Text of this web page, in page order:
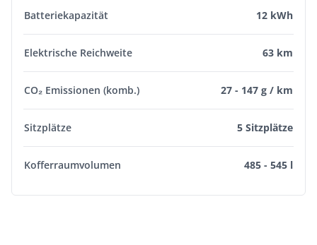
Batteriekapazität 12 kWh
Elektrische Reichweite 63 km
CO₂ Emissionen (komb.) 27 - 147 g / km
Sitzplätze 5 Sitzplätze
Kofferraumvolumen 485 - 545 l